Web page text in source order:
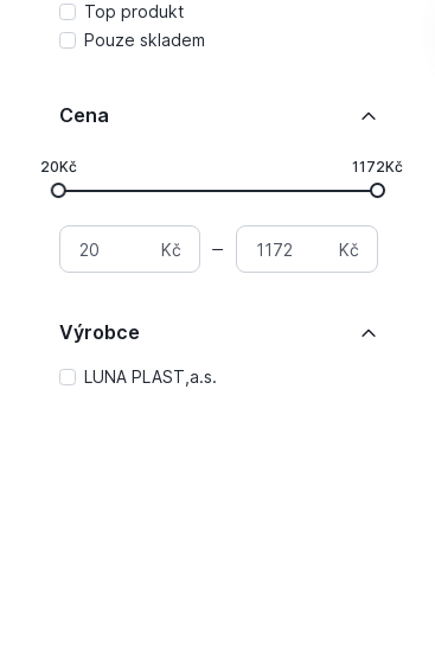
Top produkt
Pouze skladem
Cena
20Kč 1172Kč
Kč Kč
Výrobce
LUNA PLAST,a.s.